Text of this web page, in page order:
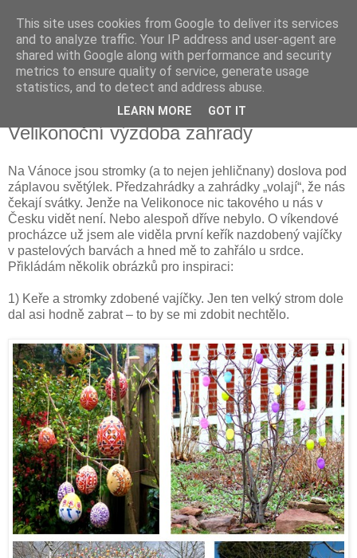
Vysněná zahrada
Blog o plánování a realizování vysněné zahrady.
úterý 3. dubna 2012
Velikonoční výzdoba zahrady
Na Vánoce jsou stromky (a to nejen jehličnany) doslova pod
záplavou světýlek. Předzahrádky a zahrádky „volají“, že nás
čekají svátky. Jenže na Velikonoce nic takového u nás v
Česku vidět není. Nebo alespoň dříve nebylo. O víkendové
procházce už jsem ale viděla první keřík nazdobený vajíčky
v pastelových barvách a hned mě to zahřálo u srdce.
Přikládám několik obrázků pro inspiraci:
1) Keře a stromky zdobené vajíčky. Jen ten velký strom dole
dal asi hodně zabrat – to by se mi zdobit nechtělo.
This site uses cookies from Google to deliver its services
and to analyze traffic. Your IP address and user-agent are
shared with Google along with performance and security
metrics to ensure quality of service, generate usage
statistics, and to detect and address abuse.
LEARN MORE GOT IT